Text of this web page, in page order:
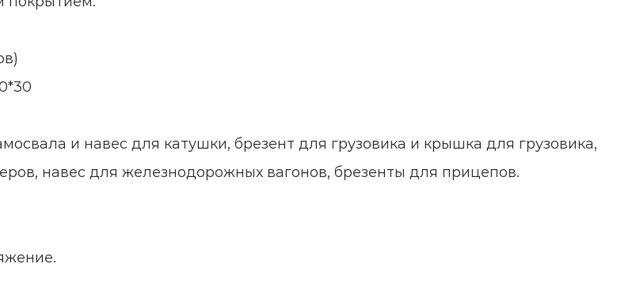
и навес для катушки, брезент для грузовика и крышка для грузовика,
навес для железнодорожных вагонов, брезенты для прицепов.